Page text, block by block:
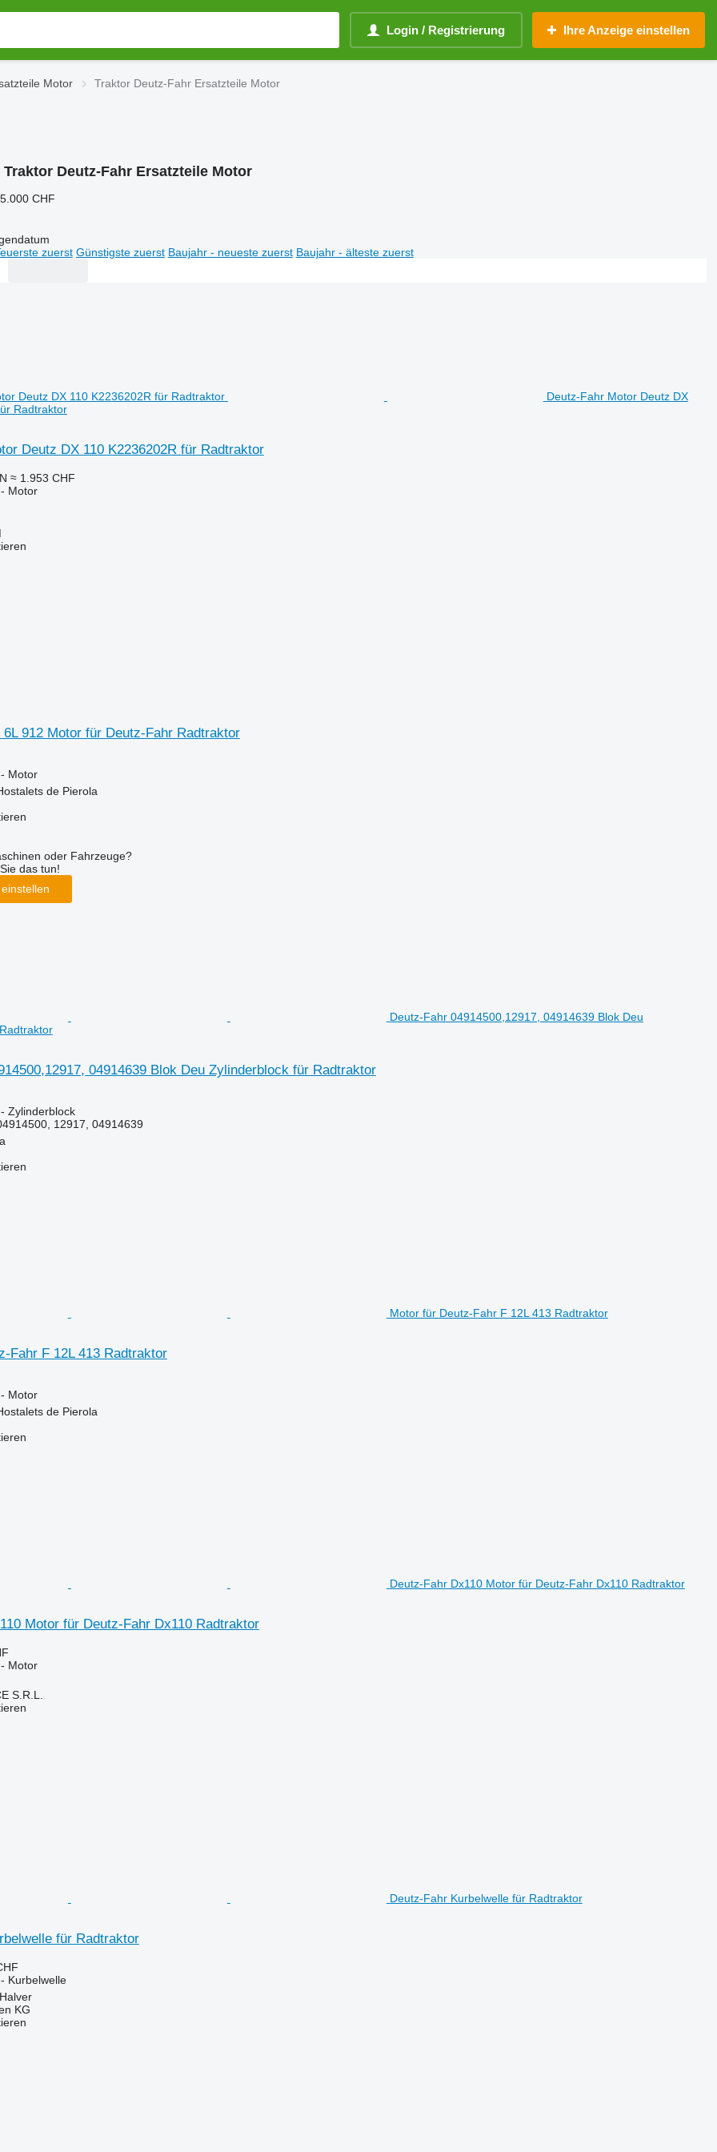
Login / Registrierung Ihre Anzeige einstellen
Motor Traktor Deutz-Fahr Ersatzteile Motor
Traktor Deutz-Fahr Ersatzteile Motor
CHF
zuerst Günstigste zuerst Baujahr - neueste zuerst Baujahr - älteste zuerst
Deutz-Fahr Motor Deutz DX
Radtraktor
Deutz DX 110 K2236202R für Radtraktor
≈ 1.953 CHF
Motor
912 Motor für Deutz-Fahr Radtraktor
Motor
de Pierola
oder Fahrzeuge?
das tun!
Deutz-Fahr 04914500,12917, 04914639 Blok Deu
04914639 Blok Deu Zylinderblock für Radtraktor
Zylinderblock
12917, 04914639
Motor für Deutz-Fahr F 12L 413 Radtraktor
Fahr F 12L 413 Radtraktor
Motor
de Pierola
Deutz-Fahr Dx110 Motor für Deutz-Fahr Dx110 Radtraktor
Motor für Deutz-Fahr Dx110 Radtraktor
Motor
S.R.L.
Deutz-Fahr Kurbelwelle für Radtraktor
für Radtraktor
Kurbelwelle
KG